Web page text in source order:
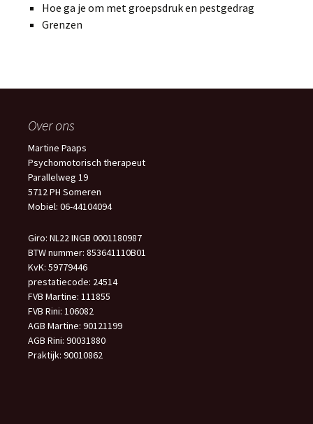
Hoe ga je om met groepsdruk en pestgedrag
Grenzen
Over ons
Martine Paaps
Psychomotorisch therapeut
Parallelweg 19
5712 PH Someren
Mobiel: 06-44104094
Giro: NL22 INGB 0001180987
BTW nummer: 853641110B01
KvK: 59779446
prestatiecode: 24514
FVB Martine: 111855
FVB Rini: 106082
AGB Martine: 90121199
AGB Rini: 90031880
Praktijk: 90010862